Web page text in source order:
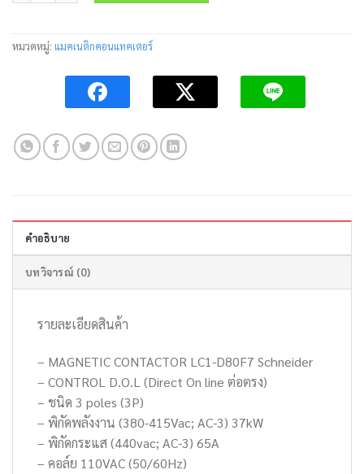
หมวดหมู่: แมคเนติกคอนแทคเตอร์
คำอธิบาย
บทวิจารณ์ (0)
รายละเอียดสินค้า
– MAGNETIC CONTACTOR LC1-D80F7 Schneider
– CONTROL D.O.L (Direct On line ต่อตรง)
– ชนิด 3 poles (3P)
– พิกัดพลังงาน (380-415Vac; AC-3) 37kW
– พิกัดกระแส (440vac; AC-3) 65A
– คอล์ย 110VAC (50/60Hz)